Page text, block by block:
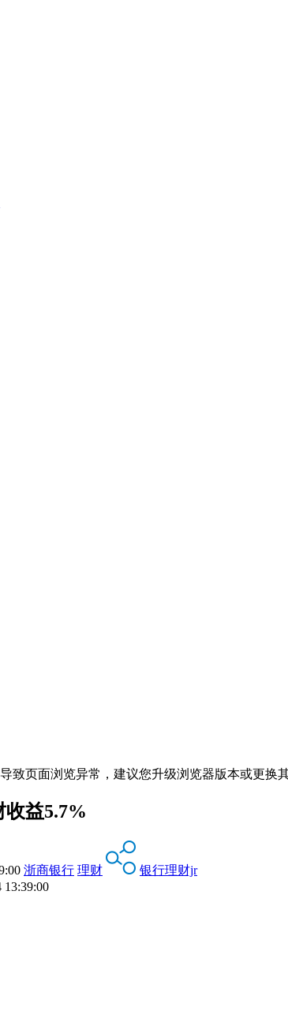
致页面浏览异常，建议您升级浏览器版本或更换
益5.7%
浙商银行 理财
银行理财jr